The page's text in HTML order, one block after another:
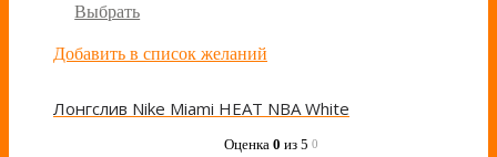
Выбрать
Добавить в список желаний
Лонгслив Nike Miami HEAT NBA White
Оценка 0 из 5 0